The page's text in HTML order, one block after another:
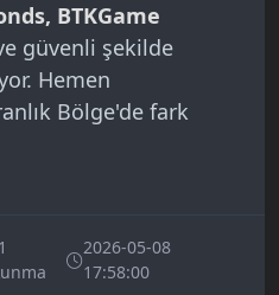
BTKGame
güvenli şekilde
Hemen
Bölge'de fark
2026-05-08
17:58:00